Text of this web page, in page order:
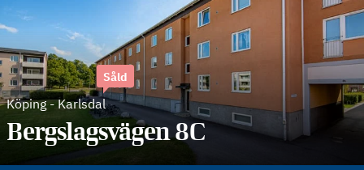
Köping-Karlsdal
Såld
Bergslagsvägen 8C